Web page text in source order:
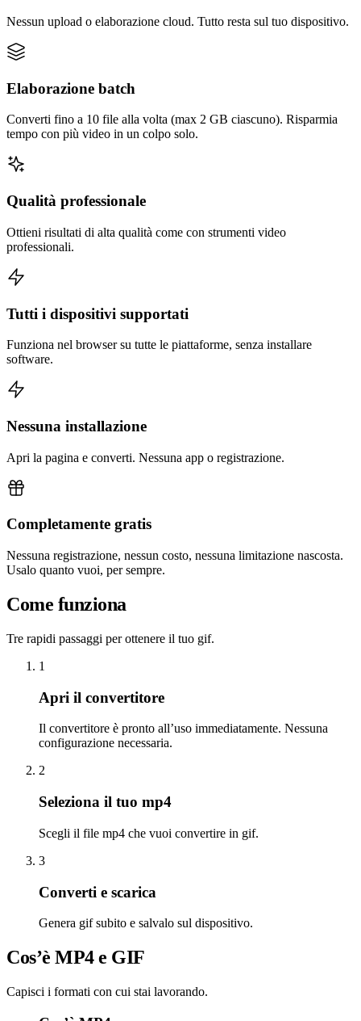
Nessun upload o elaborazione cloud. Tutto resta sul tuo dispositivo.
Elaborazione batch
Converti fino a 10 file alla volta (max 2 GB ciascuno). Risparmia
tempo con più video in un colpo solo.
Qualità professionale
Ottieni risultati di alta qualità come con strumenti video
professionali.
Tutti i dispositivi supportati
Funziona nel browser su tutte le piattaforme, senza installare
software.
Nessuna installazione
Apri la pagina e converti. Nessuna app o registrazione.
Completamente gratis
Nessuna registrazione, nessun costo, nessuna limitazione nascosta.
Usalo quanto vuoi, per sempre.
Come funziona
Tre rapidi passaggi per ottenere il tuo gif.
1
Apri il convertitore
Il convertitore è pronto all’uso immediatamente. Nessuna
configurazione necessaria.
2
Seleziona il tuo mp4
Scegli il file mp4 che vuoi convertire in gif.
3
Converti e scarica
Genera gif subito e salvalo sul dispositivo.
Cos’è MP4 e GIF
Capisci i formati con cui stai lavorando.